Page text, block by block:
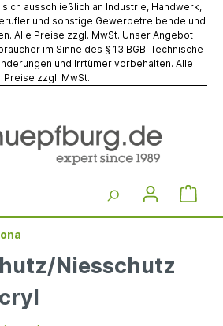
ausschließlich an Industrie, Handwerk,
und sonstige Gewerbetreibende und
Alle Preise zzgl. MwSt. Unser Angebot
im Sinne des § 13 BGB. Technische
und Irrtümer vorbehalten. Alle
Preise zzgl. MwSt.
Niesschutz